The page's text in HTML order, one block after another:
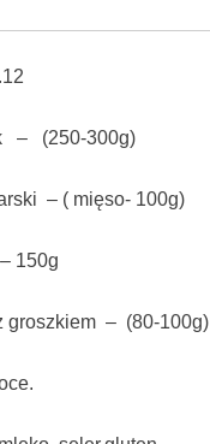
– (250-300g)
– ( mięso- 100g)
150g
groszkiem – (80-100g)